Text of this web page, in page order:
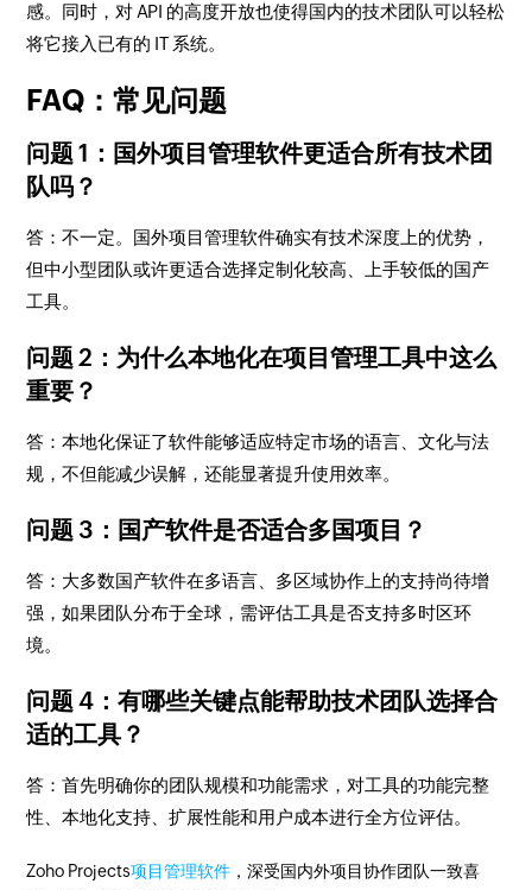
感。同时，对 API 的高度开放也使得国内的技术团队可以轻松
将它接入已有的 IT 系统。
FAQ：常见问题
问题 1：国外项目管理软件更适合所有技术团
队吗？
答：不一定。国外项目管理软件确实有技术深度上的优势，
但中小型团队或许更适合选择定制化较高、上手较低的国产
工具。
问题 2：为什么本地化在项目管理工具中这么
重要？
答：本地化保证了软件能够适应特定市场的语言、文化与法
规，不但能减少误解，还能显著提升使用效率。
问题 3：国产软件是否适合多国项目？
答：大多数国产软件在多语言、多区域协作上的支持尚待增
强，如果团队分布于全球，需评估工具是否支持多时区环
境。
问题 4：有哪些关键点能帮助技术团队选择合
适的工具？
答：首先明确你的团队规模和功能需求，对工具的功能完整
性、本地化支持、扩展性能和用户成本进行全方位评估。
Zoho Projects项目管理软件 ，深受国内外项目协作团队一致喜